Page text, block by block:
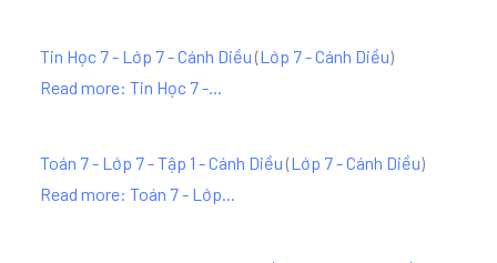
Tin Học 7 - Lớp 7 - Cánh Diều (Lớp 7 - Cánh Diều)
Read more: Tin Học 7 -...
Toán 7 - Lớp 7 - Tập 1 - Cánh Diều (Lớp 7 - Cánh Diều)
Read more: Toán 7 - Lớp...